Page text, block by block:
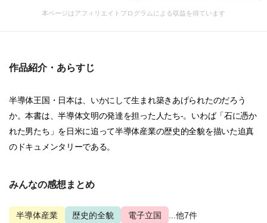
本ページはアフィリエイトプログラムによる収益を得ています
作品紹介・あらすじ
半導体王国・日本は、いかにして生まれ築きあげられたのだろう
か。本書は、半導体文明の発達を担った人たち-。いわば「石に憑か
れた男たち」を日米に追って半導体産業の歴史的全貌を描いた迫真
のドキュメンタリーである。
みんなの感想まとめ
半導体産業 歴史的全貌 電子立国 ...他7件